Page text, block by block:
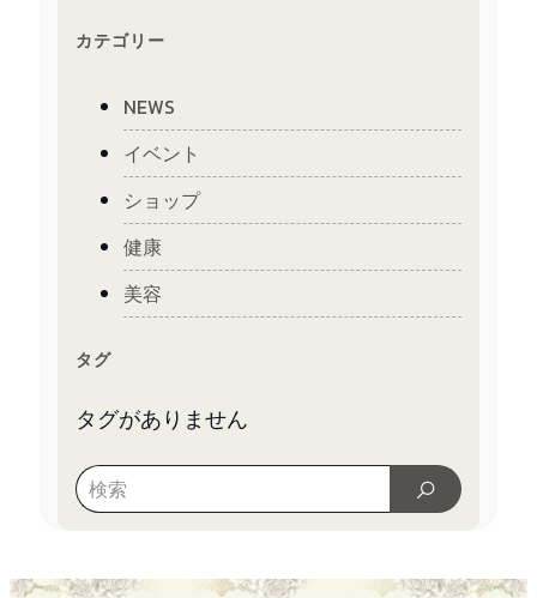
カテゴリー
NEWS
イベント
ショップ
健康
美容
タグ
タグがありません